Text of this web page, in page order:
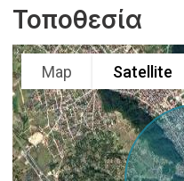
Τοποθεσία
Map Satellite